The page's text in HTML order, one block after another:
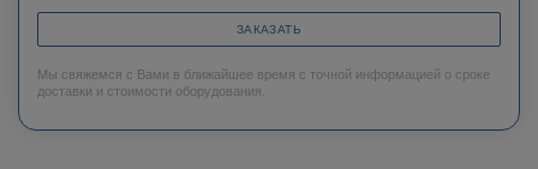
ЗАКАЗАТЬ
Мы свяжемся с Вами в ближайшее время с точной информацией о сроке
доставки и стоимости оборудования.